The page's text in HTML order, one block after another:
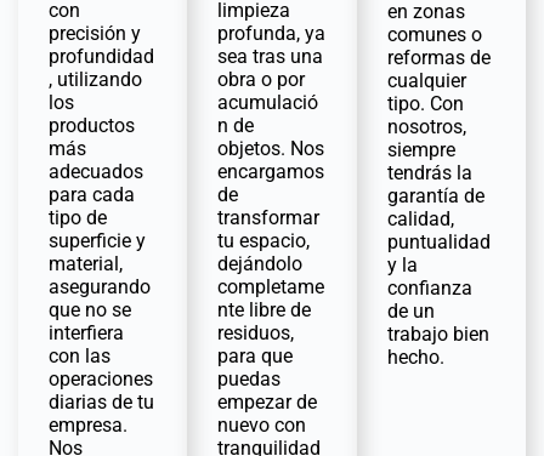
con
precisión y
profundidad
, utilizando
los
productos
más
adecuados
para cada
tipo de
superficie y
material,
asegurando
que no se
interfiera
con las
operaciones
diarias de tu
empresa.
Nos
limpieza
profunda, ya
sea tras una
obra o por
acumulació
n de
objetos. Nos
encargamos
de
transformar
tu espacio,
dejándolo
completame
nte libre de
residuos,
para que
puedas
empezar de
nuevo con
tranquilidad
en zonas
comunes o
reformas de
cualquier
tipo. Con
nosotros,
siempre
tendrás la
garantía de
calidad,
puntualidad
y la
confianza
de un
trabajo bien
hecho.